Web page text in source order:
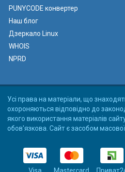
PUNYCODE конвертер
Наш блог
Дзеркало Linux
WHOIS
NPRD
Усі права на матеріали, що
охороняються відповідно до
якого використання матеріалів
обов'язкова. Сайт є засобом